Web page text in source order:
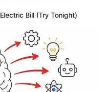
Bill (Try Tonight)